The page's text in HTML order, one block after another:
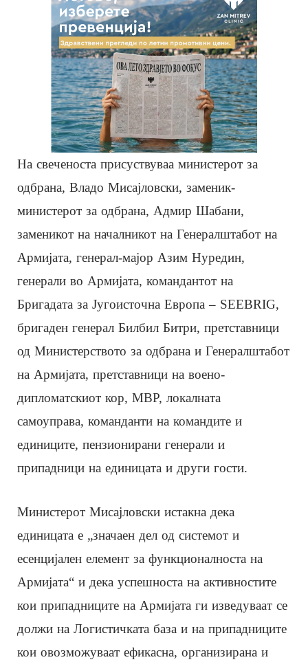
На свеченоста присуствуваа министерот за
одбрана, Владо Мисајловски, заменик-
министерот за одбрана, Адмир Шабани,
заменикот на началникот на Генералштабот на
Армијата, генерал-мајор Азим Нуредин,
генерали во Армијата, командантот на
Бригадата за Југоисточна Европа – SEEBRIG,
бригаден генерал Билбил Битри, претставници
од Министерството за одбрана и Генералштабот
на Армијата, претставници на воено-
дипломатскиот кор, МВР, локалната
самоуправа, команданти на командите и
единиците, пензионирани генерали и
припадници на единицата и други гости.
Министерот Мисајловски истакна дека
единицата е „значаен дел од системот и
есенцијален елемент за функционалноста на
Армијата“ и дека успешноста на активностите
кои припадниците на Армијата ги изведуваат се
должи на Логистичката база и на припадниците
кои овозможуваат ефикасна, организирана и